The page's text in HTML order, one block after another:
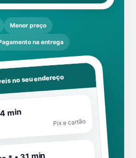
Menor preço
na entrega
no seu endereço
min
Pix e cartão